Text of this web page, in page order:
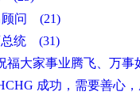
顾问 (21)
总统 (31)
福大家事业腾飞、万
成功，需要善